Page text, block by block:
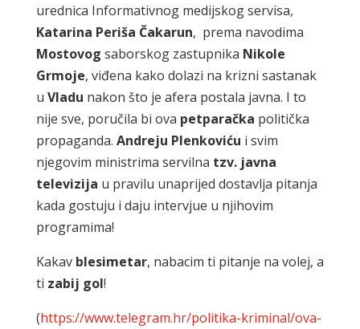
urednica Informativnog medijskog servisa,
Katarina Periša Čakarun, prema navodima
Mostovog saborskog zastupnika Nikole
Grmoje, viđena kako dolazi na krizni sastanak
u Vladu nakon što je afera postala javna. I to
nije sve, poručila bi ova petparačka politička
propaganda. Andreju Plenkoviću i svim
njegovim ministrima servilna tzv. javna
televizija u pravilu unaprijed dostavlja pitanja
kada gostuju i daju intervjue u njihovim
programima!
Kakav blesimetar, nabacim ti pitanje na volej, a
ti zabij gol!
(https://www.telegram.hr/politika-kriminal/ova-